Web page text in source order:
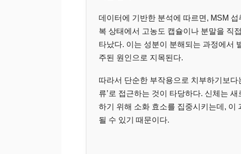
데이터에 기반한 분석에 따르면, MSM
복 상태에서 고농도 캡슐이나 분말을 직
타났다. 이는 성분이 분해되는 과정에서
주된 원인으로 지목된다.
따라서 단순한 부작용으로 치부하기보다
류’로 접근하는 것이 타당하다. 신체는
하기 위해 소화 효소를 집중시키는데, 이
될 수 있기 때문이다.